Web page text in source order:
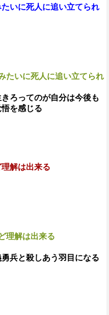
いに死人に追い立てられ
たいに死人に追い立てられ
ろってのが自分は今後も
を感じる
解は出来る
理解は出来る
兵と殺しあう羽目になる